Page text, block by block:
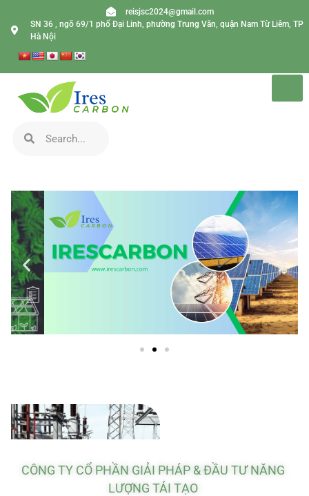
reisjsc2024@gmail.com
SN 36 , ngõ 69/1 phố Đại Linh, phường Trung Văn, quận Nam Từ Liêm, TP
Hà Nội
CÔNG TY CỔ PHẦN GIẢI PHÁP & ĐẦU TƯ NĂNG
LƯỢNG TÁI TẠO